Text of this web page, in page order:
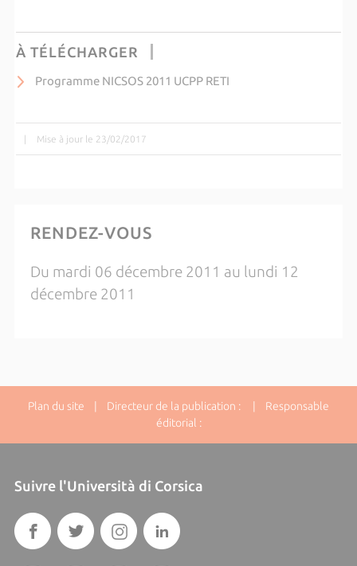
À TÉLÉCHARGER
Programme NICSOS 2011 UCPP RETI
| Mise à jour le 23/02/2017
RENDEZ-VOUS
Du mardi 06 décembre 2011 au lundi 12
décembre 2011
Plan du site | Directeur de la publication : | Responsable
éditorial :
Suivre l'Università di Corsica